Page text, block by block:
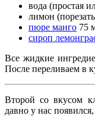
вода (простая
лимон
пюре манго 75
сироп
Все жидкие
После переливаем в
Второй со вкусом
давно у нас